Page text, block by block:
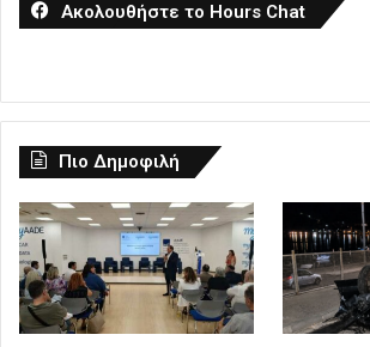
Ακολουθήστε το Hours Chat
Πιο Δημοφιλή